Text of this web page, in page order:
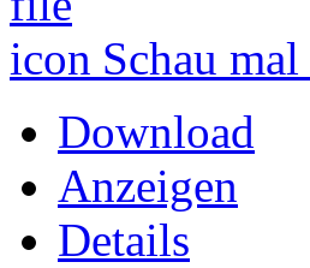
Schau
Download
Anzeigen
Details